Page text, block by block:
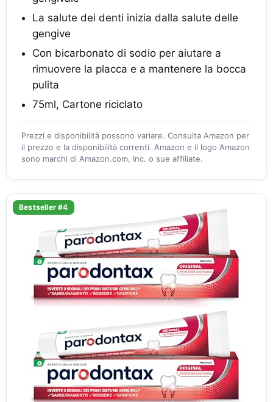
La salute dei denti inizia dalla salute delle
gengive
Con bicarbonato di sodio per aiutare a
rimuovere la placca e a mantenere la bocca
pulita
75ml, Cartone riciclato
Prezzi e disponibilità possono variare. Consulta Amazon per
il prezzo e la disponibilità correnti. Amazon e il logo Amazon
sono marchi di Amazon.com, Inc. o sue affiliate.
Bestseller #4